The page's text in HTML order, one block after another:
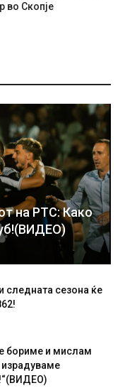
во Скопје
на РТС: Како
следната сезона ќе
бориме и мислам
израдуваме